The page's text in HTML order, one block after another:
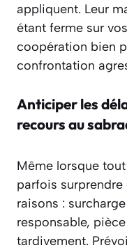
appliquent. Leur
étant ferme sur
coopération bien
confrontation
Anticiper les
recours au
Même lorsque
parfois surprendre
raisons :
responsable,
tardivement.